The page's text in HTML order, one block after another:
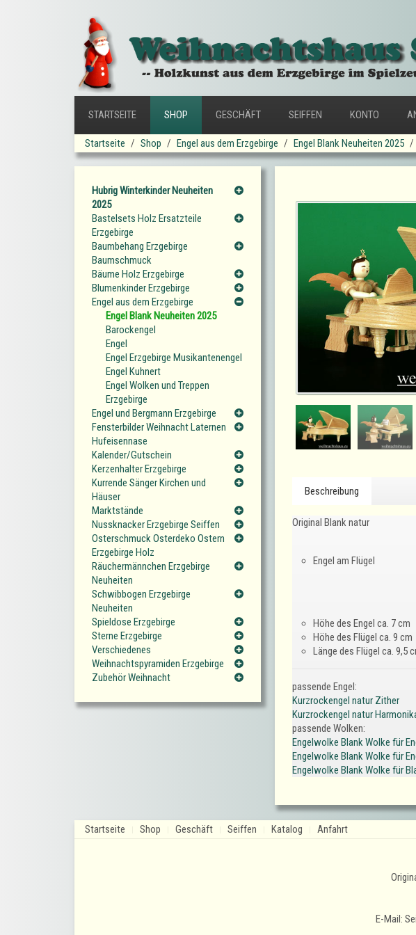
STARTSEITE SHOP GESCHÄFT SEIFFEN KONTO
Startseite Shop Engel aus dem Erzgebirge Engel Blank Neuheiten 2025
Beschreibung
Original Blank natur
Engel am Flügel
Höhe des Engel ca. 7 cm
Höhe des Flügel ca. 9 cm
Länge des Flügel ca. 9,5
passende Engel:
Kurzrockengel natur Zither
Kurzrockengel natur
passende Wolken:
Engelwolke Blank Wolke für
Engelwolke Blank Wolke für
Engelwolke Blank Wolke für
Hubrig Winterkinder Neuheiten
2025
Bastelsets Holz Ersatzteile
Erzgebirge
Baumbehang Erzgebirge
Baumschmuck
Bäume Holz Erzgebirge
Blumenkinder Erzgebirge
Engel aus dem Erzgebirge
Engel Blank Neuheiten 2025
Barockengel
Engel
Engel Erzgebirge Musikantenengel
Engel Kuhnert
Engel Wolken und Treppen
Erzgebirge
Engel und Bergmann Erzgebirge
Fensterbilder Weihnacht Laternen
Hufeisennase
Kalender/Gutschein
Kerzenhalter Erzgebirge
Kurrende Sänger Kirchen und
Häuser
Marktstände
Nussknacker Erzgebirge Seiffen
Osterschmuck Osterdeko Ostern
Erzgebirge Holz
Räuchermännchen Erzgebirge
Neuheiten
Schwibbogen Erzgebirge
Neuheiten
Spieldose Erzgebirge
Sterne Erzgebirge
Verschiedenes
Weihnachtspyramiden Erzgebirge
Zubehör Weihnacht
Startseite Shop Geschäft Seiffen Katalog Anfahrt
E-Mail: